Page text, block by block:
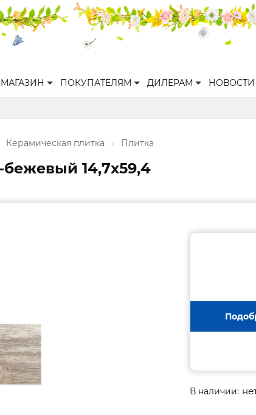
ПОКУПАТЕЛЯМ ДИЛЕРАМ НОВОСТИ
Керамическая плитка Плитка
14,7х59,4
В наличии: